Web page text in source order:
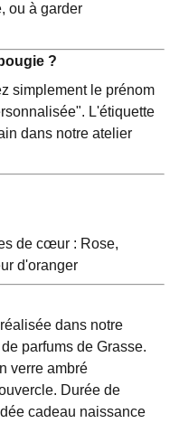
ou à garder
?
simplement le prénom
L'étiquette
dans notre atelier
de cœur : Rose,
d'oranger
dans notre
parfums de Grasse.
verre ambré
Durée de
cadeau naissance